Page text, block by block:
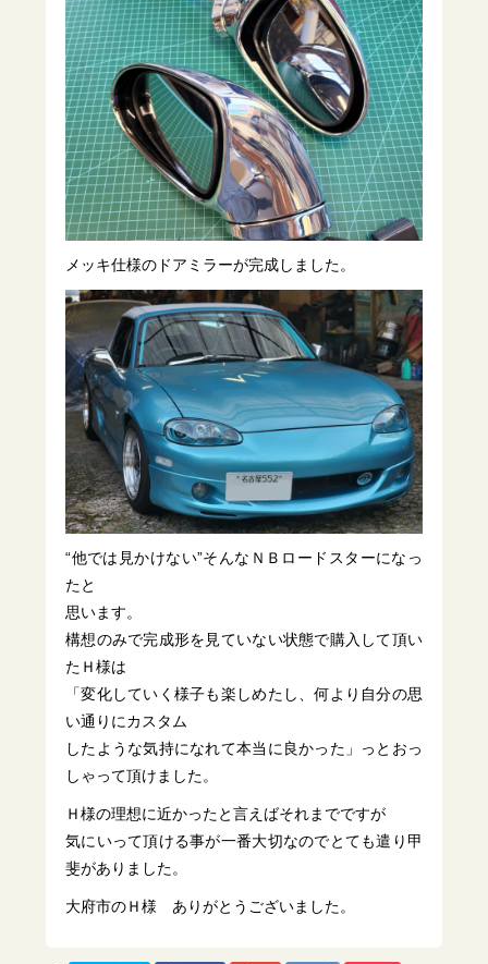
メッキ仕様のドアミラーが完成しました。
“他では見かけない”そんなＮＢロードスターになっ
たと
思います。
構想のみで完成形を見ていない状態で購入して頂い
たＨ様は
「変化していく様子も楽しめたし、何より自分の思
い通りにカスタム
したような気持になれて本当に良かった」っとおっ
しゃって頂けました。
Ｈ様の理想に近かったと言えばそれまでですが
気にいって頂ける事が一番大切なのでとても遣り甲
斐がありました。
大府市のＨ様 ありがとうございました。